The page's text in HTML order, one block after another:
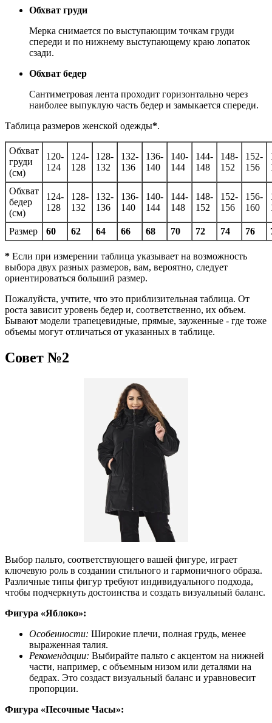
Обхват груди
Мерка снимается по выступающим точкам груди
спереди и по нижнему выступающему краю лопаток
сзади.
Обхват бедер
Сантиметровая лента проходит горизонтально через
наиболее выпуклую часть бедер и замыкается спереди.
Таблица размеров женской одежды*.
Обхват
груди
(см)
120-
124
124-
128
128-
132
132-
136
136-
140
140-
144
144-
148
148-
152
152-
156
Обхват
бедер
(см)
124-
128
128-
132
132-
136
136-
140
140-
144
144-
148
148-
152
152-
156
156-
160
Размер 60 62 64 66 68 70 72 74 76
* Если при измерении таблица указывает на возможность
выбора двух разных размеров, вам, вероятно, следует
ориентироваться больший размер.
Пожалуйста, учтите, что это приблизительная таблица. От
роста зависит уровень бедер и, соответственно, их объем.
Бывают модели трапецевидные, прямые, зауженные - где тоже
объемы могут отличаться от указанных в таблице.
Совет №2
Выбор пальто, соответствующего вашей фигуре, играет
ключевую роль в создании стильного и гармоничного образа.
Различные типы фигур требуют индивидуального подхода,
чтобы подчеркнуть достоинства и создать визуальный баланс.
Фигура «‎Яблоко»:
Особенности: Широкие плечи, полная грудь, менее
выраженная талия.
Рекомендации: Выбирайте пальто с акцентом на нижней
части, например, с объемным низом или деталями на
бедрах. Это создаст визуальный баланс и уравновесит
пропорции.
Фигура «‎Песочные Часы»: